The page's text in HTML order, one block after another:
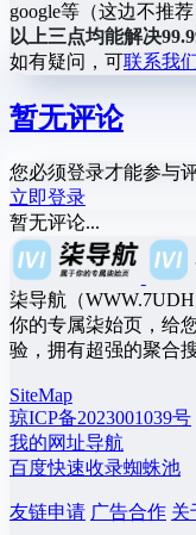
google等（这边不推
以上三点均能解决
如有疑问，可联系我们
暂无评论
您必须登录才能参与
立即登录
暂无评论...
柒导航（
你的专属柒始页，给
验，拥有超强的聚合
SiteMap
琼ICP备2023001039号
我的网址导航
百度快速收录蜘蛛池
友链申请 广告合作 关